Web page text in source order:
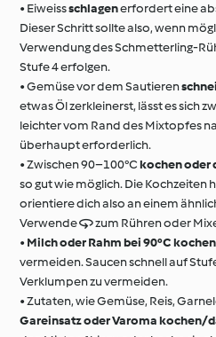
• Eiweissschlagenerfordert eine
Dieser Schritt sollte also, wenn
Verwendung des Schmetterling-
Stufe 4 erfolgen.
• Gemüse vor dem Sautieren
etwas Öl zerkleinerst, lässt es sich
leichter vom Rand des Mixtopfes
überhaupt erforderlich.
• Zwischen 90–100°Ckochen oder
so gut wie möglich. Die Kochzeiten
orientiere dich also an einem
Verwende  zum Rühren oder
• Milch oder Rahm bei 90°C kochen
vermeiden. Saucen schnell auf
Verklumpen zu vermeiden.
• Zutaten, wie Gemüse, Reis,
Gareinsatz oder Varoma kochen/